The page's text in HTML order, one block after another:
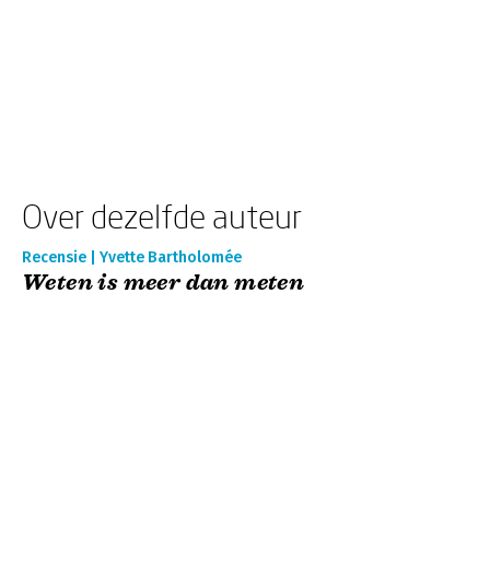
Over dezelfde auteur
Recensie | Yvette Bartholomée
Weten is meer dan meten